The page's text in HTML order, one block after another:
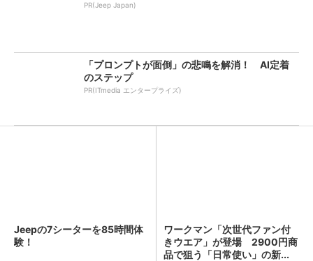
PR(Jeep Japan)
「プロンプトが面倒」の悲鳴を解消！ AI定着
のステップ
PR(ITmedia エンタープライズ)
Jeepの7シーターを85時間体
験！
ワークマン「次世代ファン付
きウエア」が登場 2900円商
品で狙う「日常使い」の新...